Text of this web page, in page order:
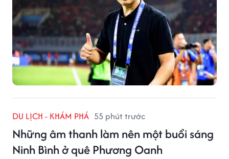
DU LỊCH - KHÁM PHÁ 55 phút trước
Những âm thanh làm nên một buổi sáng
Ninh Bình ở quê Phương Oanh